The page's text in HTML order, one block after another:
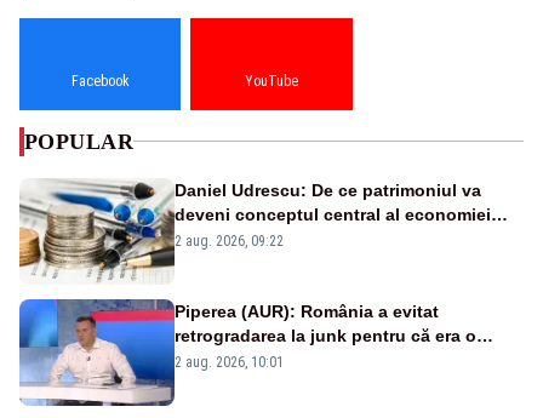
Facebook YouTube
POPULAR
Daniel Udrescu: De ce patrimoniul va
deveni conceptul central al economiei
viitoare?
2 aug. 2026, 09:22
Piperea (AUR): România a evitat
retrogradarea la junk pentru că era o
catastrofă pentru bănci și fondurile de
2 aug. 2026, 10:01